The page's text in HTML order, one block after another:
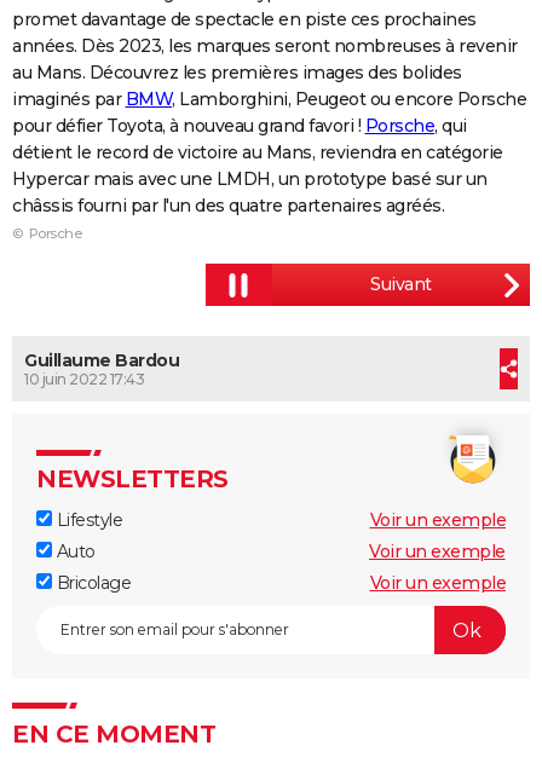
Destinations
City break
Voyage nature
Voyage de noces
Forum
Climat
+
PHOTO
GUIDES D'ACHAT
BONS PLANS
CARTE DE VOEUX
Carte Bonne année
Carte Saint-Valentin
Carte d'anniversaire
DICTIONNAIRE
S'inscrire
Se connecter
Lycées
Collèges
Primaires
Universités
Entreprises
Service militaire
Avis de recherche
AVIS DE DÉCÈS
promet davantage de spectacle en piste ces prochaines
années. Dès 2023, les marques seront nombreuses à revenir
au Mans. Découvrez les premières images des bolides
imaginés par BMW, Lamborghini, Peugeot ou encore Porsche
pour défier Toyota, à nouveau grand favori ! Porsche, qui
détient le record de victoire au Mans, reviendra en catégorie
Hypercar mais avec une LMDH, un prototype basé sur un
châssis fourni par l'un des quatre partenaires agréés.
© Porsche
Guillaume Bardou
10 juin 2022 17:43
NEWSLETTERS
Lifestyle
Voir un exemple
Auto
Voir un exemple
Bricolage
Voir un exemple
EN CE MOMENT